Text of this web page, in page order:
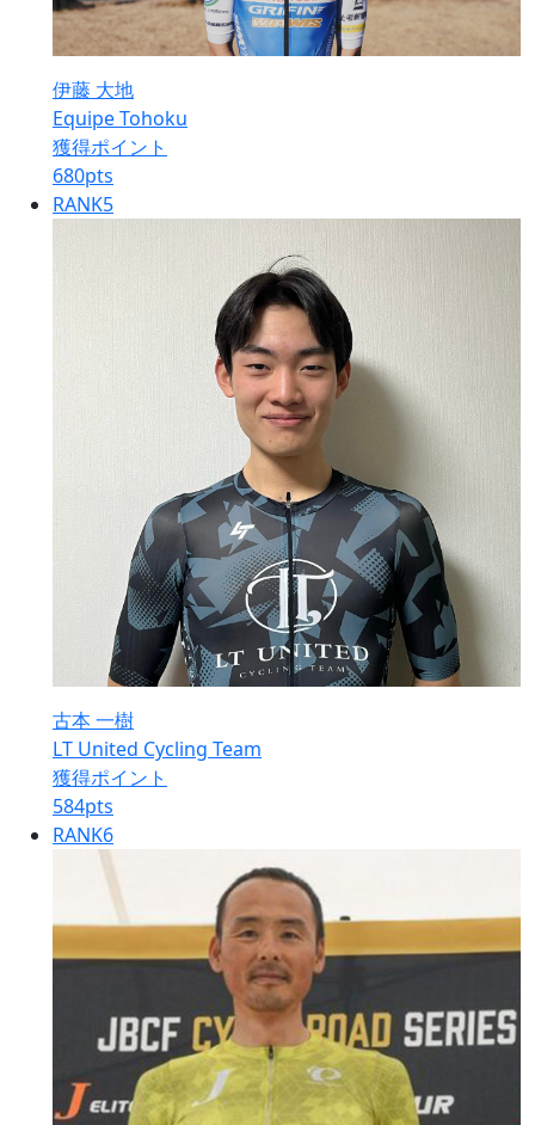
伊藤 大地
Equipe Tohoku
獲得ポイント
680pts
RANK5
古本 一樹
LT United Cycling Team
獲得ポイント
584pts
RANK6